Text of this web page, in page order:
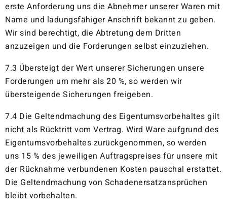
erste Anforderung uns die Abnehmer unserer Waren mit
Name und ladungsfähiger Anschrift bekannt zu geben.
Wir sind berechtigt, die Abtretung dem Dritten
anzuzeigen und die Forderungen selbst einzuziehen.
7.3 Übersteigt der Wert unserer Sicherungen unsere
Forderungen um mehr als 20 %, so werden wir
übersteigende Sicherungen freigeben.
7.4 Die Geltendmachung des Eigentumsvorbehaltes gilt
nicht als Rücktritt vom Vertrag. Wird Ware aufgrund des
Eigentumsvorbehaltes zurückgenommen, so werden
uns 15 % des jeweiligen Auftragspreises für unsere mit
der Rücknahme verbundenen Kosten pauschal erstattet.
Die Geltendmachung von Schadenersatzansprüchen
bleibt vorbehalten.